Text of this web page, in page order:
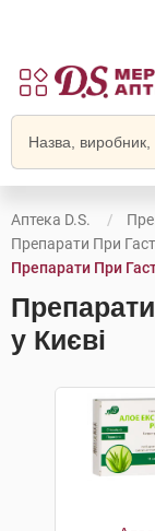
Аптека D.S.
Препарати При
Препарати При
Препарати
у Києві